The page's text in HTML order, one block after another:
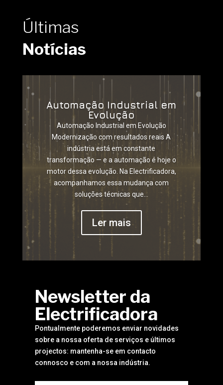
Últimas
Notícias
Automação Industrial em
Evolução
Automação Industrial em Evolução
Modernização com resultados reais A
indústria está em constante
transformação — e a automação é hoje o
motor dessa evolução. Na Electrificadora,
acompanhamos essa mudança com
soluções técnicas que...
Ler mais
Newsletter da
Electrificadora
Pontualmente poderemos enviar novidades
sobre a nossa oferta de serviços e últimos
projectos: mantenha-se em contacto
connosco e com a nossa indústria.